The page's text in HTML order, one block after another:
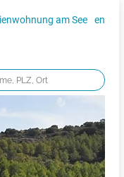
am See en